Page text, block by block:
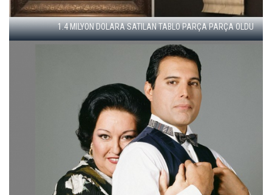
OPERA SANATÇISI AYSEV, AKM SEVINCINI PAYLAŞTI